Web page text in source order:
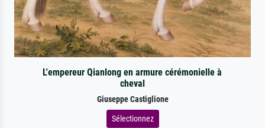
L'empereur Qianlong en armure cérémonielle à
cheval
Giuseppe Castiglione
Sélectionnez